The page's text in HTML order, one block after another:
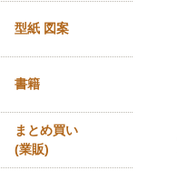
型紙 図案
書籍
まとめ買い
(業販)